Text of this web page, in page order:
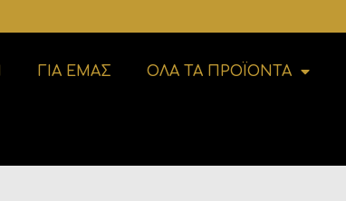
ΓΙΑ ΕΜΑΣ ΟΛΑ ΤΑ ΠΡΟΪΟΝΤΑ